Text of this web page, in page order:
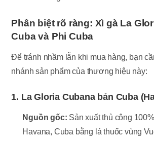
Phân biệt rõ ràng: Xì gà La
Cuba và Phi Cuba
Để tránh nhầm lẫn khi mua hàng, bạn
nhánh sản phẩm của thương hiệu này:
1. La Gloria Cubana bản Cuba
Nguồn gốc: Sản xuất thủ công
Havana, Cuba bằng lá thuốc vùng